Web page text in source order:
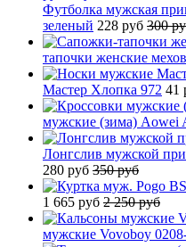
Футболка мужская
зеленый 228 руб 300
тапочки женские
Мастер Хлопка 972 41
мужские (зима) Aowei
Лонгслив мужской
280 руб 350 руб
1 665 руб 2 250 руб
мужские Vovoboy